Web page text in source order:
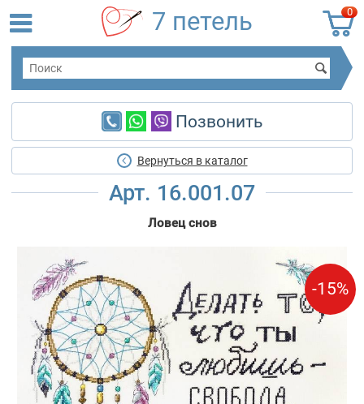
0
7 петель
Позвонить
Вернуться в каталог
Арт. 16.001.07
Ловец снов
-15%